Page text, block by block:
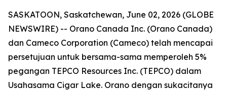
SASKATOON, Saskatchewan, June 02, 2026 (GLOBE
NEWSWIRE) -- Orano Canada Inc. (Orano Canada)
dan Cameco Corporation (Cameco) telah mencapai
persetujuan untuk bersama-sama memperoleh 5%
pegangan TEPCO Resources Inc. (TEPCO) dalam
Usahasama Cigar Lake. Orano dengan sukacitanya